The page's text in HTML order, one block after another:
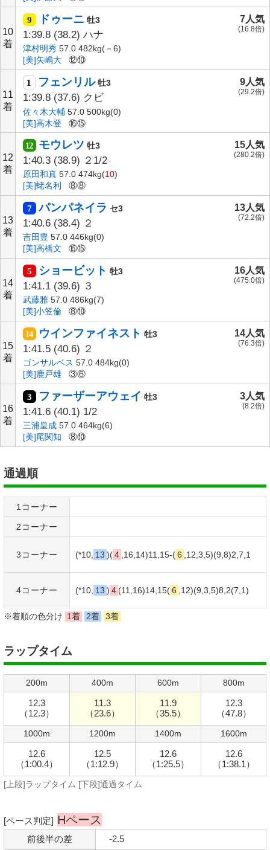
10
着
9 ドゥーニ 牡3
1:39.8 (38.2) ハナ
津村明秀 57.0 482kg(－6)
[美]矢嶋大
⑫⑩
7人気
(16.8倍)
11
着
1 フェンリル 牡3
1:39.8 (37.6) クビ
佐々木大輔 57.0 500kg(0)
[美]高木登
⑯⑮
9人気
(29.2倍)
12
着
12 モウレツ 牡3
1:40.3 (38.9) ２1/2
原田和真 57.0 474kg(10)
[美]蛯名利
⑧⑧
15人気
(280.2倍)
13
着
7 パンパネイラ セ3
1:40.6 (38.4) ２
吉田豊 57.0 446kg(0)
[美]高橋文
⑮⑮
13人気
(72.2倍)
14
着
5 ショービット 牡3
1:41.1 (39.6) ３
武藤雅 57.0 486kg(7)
[美]小笠倫
⑧⑩
16人気
(475.0倍)
15
着
14 ウインファイネスト 牡3
1:41.5 (40.6) ２
ゴンサルベス 57.0 484kg(0)
[美]鹿戸雄
③⑥
14人気
(76.3倍)
16
着
3 ファーザーアウェイ 牡3
1:41.6 (40.1) 1/2
三浦皇成 57.0 464kg(6)
[美]尾関知
⑧⑩
3人気
(8.2倍)
通過順
1コーナー
2コーナー
3コーナー (*10, 13 )( 4 ,16,14)11,15-( 6 ,12,3,5)(9,8)2,7,1
4コーナー (*10, 13 ) 4 (11,16)14,15( 6 ,12)(9,3,5)8,2(7,1)
※着順の色分け 1着 2着 3着
ラップタイム
200m
12.3
（12.3）
400m
11.3
（23.6）
600m
11.9
（35.5）
800m
12.3
（47.8）
1000m
12.6
（1:00.4）
1200m
12.5
（1:12.9）
1400m
12.6
（1:25.5）
1600m
12.6
（1:38.1）
[上段]ラップタイム [下段]通過タイム
[ペース判定] Hペース
前後半の差 -2.5